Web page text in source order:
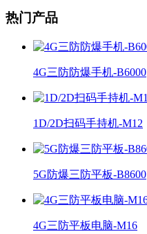
热门产品
4G三防防爆手机-B6000
1D/2D扫码手持机-M12
5G防爆三防平板-B8600
4G三防平板电脑-M16